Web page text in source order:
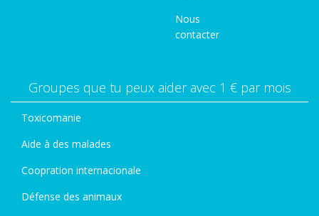
Nous
contacter
Groupes que tu peux aider avec 1 € par mois
Toxicomanie
Aide à des malades
Coopration internacionale
Défense des animaux